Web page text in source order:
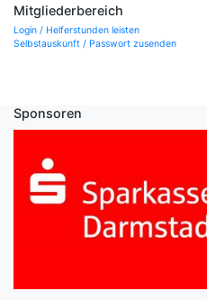
Mitgliederbereich
Login / Helferstunden leisten
Selbstauskunft / Passwort zusenden
Sponsoren